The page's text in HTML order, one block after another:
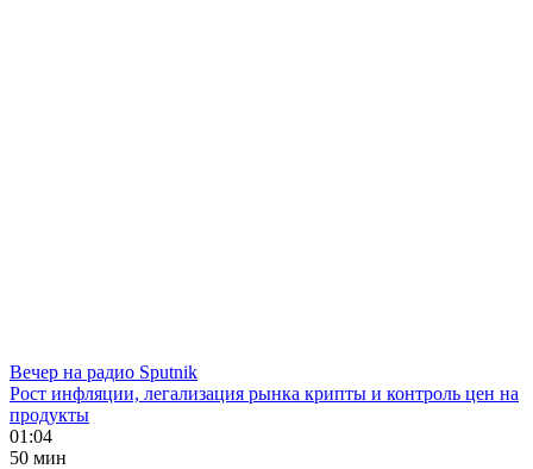
Вечер на радио Sputnik
Рост инфляции, легализация рынка крипты и контроль цен на
продукты
01:04
50 мин